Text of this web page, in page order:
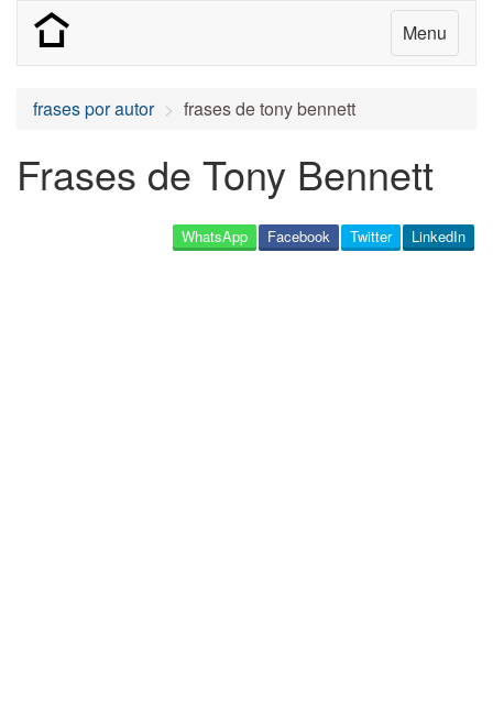
Menu
frases por autor frases de tony bennett
Frases de Tony Bennett
LinkedIn
Twitter
Facebook
WhatsApp